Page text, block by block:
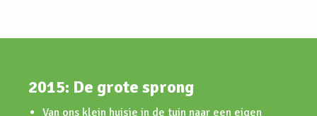
2015: De grote sprong
Van ons klein huisje in de tuin naar een eigen